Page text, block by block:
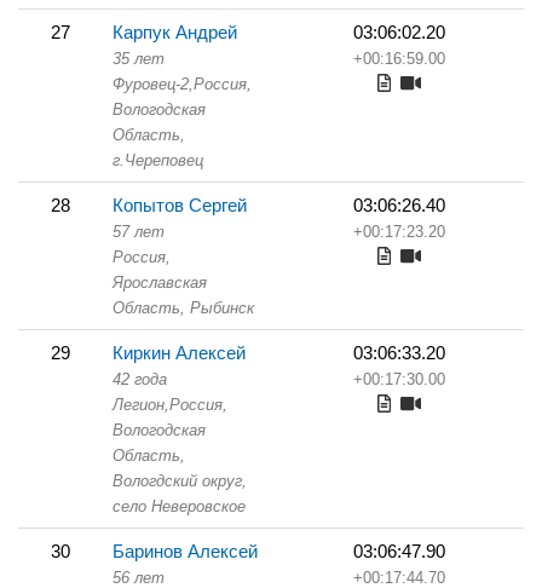
27 Карпук Андрей
35 лет
Фуровец-2,Россия,
Вологодская
Область,
г.Череповец
03:06:02.20
+00:16:59.00
28 Копытов Сергей
57 лет
Россия,
Ярославская
Область, Рыбинск
03:06:26.40
+00:17:23.20
29 Киркин Алексей
42 года
Легион,Россия,
Вологодская
Область,
Вологдский округ,
село Неверовское
03:06:33.20
+00:17:30.00
30 Баринов Алексей
56 лет
03:06:47.90
+00:17:44.70